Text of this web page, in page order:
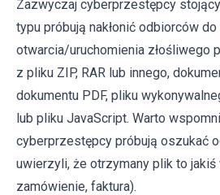
Zazwyczaj cyberprzestępcy
typu próbują nakłonić odbiorców do
otwarcia/uruchomienia złośliwego
z pliku ZIP, RAR lub innego,
dokumentu PDF, pliku
lub pliku JavaScript. Warto
cyberprzestępcy próbują oszukać
uwierzyli, że otrzymany plik to jakiś
zamówienie, faktura).